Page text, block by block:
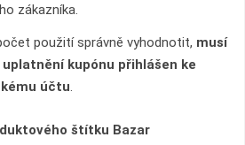
zákazníka.
použití správně vyhodnotit, musí
kupónu přihlášen ke
účtu.
štítku Bazar